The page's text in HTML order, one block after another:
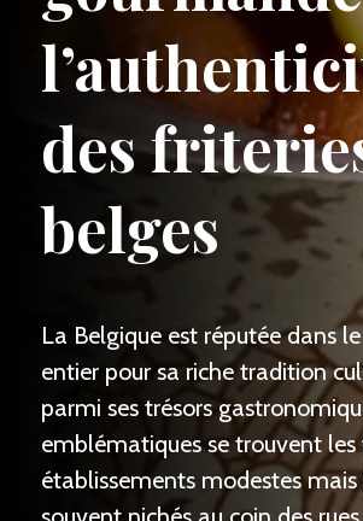
des
belges
La Belgique est réputée dans
entier pour sa riche tradition
parmi ses trésors
emblématiques se trouvent les
établissements modestes mais